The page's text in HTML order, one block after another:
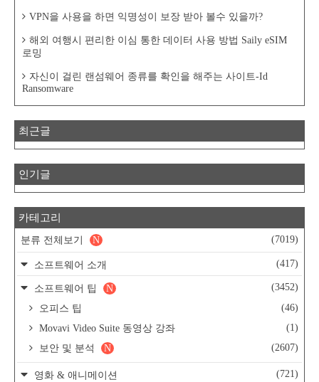
VPN을 사용을 하면 익명성이 보장 받아 볼수 있을까?
해외 여행시 편리한 이심 통한 데이터 사용 방법 Saily eSIM
로밍
자신이 걸린 랜섬웨어 종류를 확인을 해주는 사이트-Id
Ransomware
최근글
인기글
카테고리
분류 전체보기 (7019)
N
소프트웨어 소개 (417)
소프트웨어 팁 (3452)
N
오피스 팁
(46)
Movavi Video Suite 동영상 강좌
(1)
보안 및 분석
(2607)
N
영화 & 애니메이션 (721)